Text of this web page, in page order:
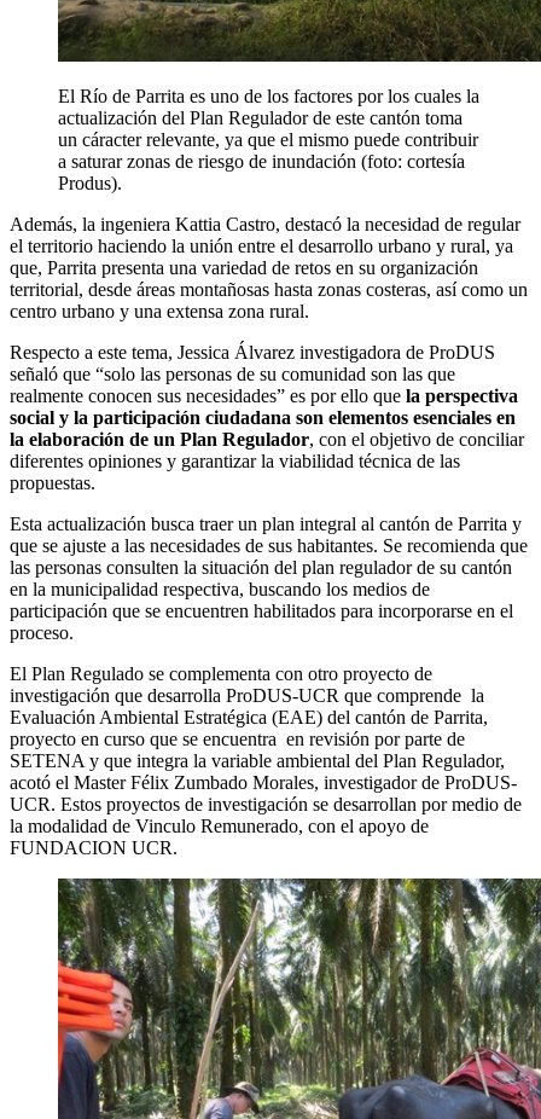
El Río de Parrita es uno de los factores por los cuales la
actualización del Plan Regulador de este cantón toma
un cáracter relevante, ya que el mismo puede contribuir
a saturar zonas de riesgo de inundación (foto: cortesía
Produs).
Además, la ingeniera Kattia Castro, destacó la necesidad de regular
el territorio haciendo la unión entre el desarrollo urbano y rural, ya
que, Parrita presenta una variedad de retos en su organización
territorial, desde áreas montañosas hasta zonas costeras, así como un
centro urbano y una extensa zona rural.
Respecto a este tema, Jessica Álvarez investigadora de ProDUS
señaló que “solo las personas de su comunidad son las que
realmente conocen sus necesidades” es por ello que la perspectiva
social y la participación ciudadana son elementos esenciales en
la elaboración de un Plan Regulador, con el objetivo de conciliar
diferentes opiniones y garantizar la viabilidad técnica de las
propuestas.
Esta actualización busca traer un plan integral al cantón de Parrita y
que se ajuste a las necesidades de sus habitantes. Se recomienda que
las personas consulten la situación del plan regulador de su cantón
en la municipalidad respectiva, buscando los medios de
participación que se encuentren habilitados para incorporarse en el
proceso.
El Plan Regulado se complementa con otro proyecto de
investigación que desarrolla ProDUS-UCR que comprende la
Evaluación Ambiental Estratégica (EAE) del cantón de Parrita,
proyecto en curso que se encuentra en revisión por parte de
SETENA y que integra la variable ambiental del Plan Regulador,
acotó el Master Félix Zumbado Morales, investigador de ProDUS-
UCR. Estos proyectos de investigación se desarrollan por medio de
la modalidad de Vinculo Remunerado, con el apoyo de
FUNDACION UCR.